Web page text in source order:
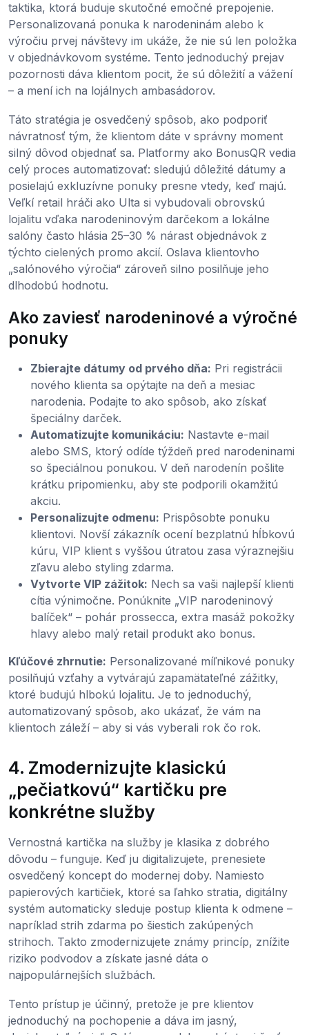
taktika, ktorá buduje skutočné emočné prepojenie.
Personalizovaná ponuka k narodeninám alebo k
výročiu prvej návštevy im ukáže, že nie sú len položka
v objednávkovom systéme. Tento jednoduchý prejav
pozornosti dáva klientom pocit, že sú dôležití a vážení
– a mení ich na lojálnych ambasádorov.
Táto stratégia je osvedčený spôsob, ako podporiť
návratnosť tým, že klientom dáte v správny moment
silný dôvod objednať sa. Platformy ako BonusQR vedia
celý proces automatizovať: sledujú dôležité dátumy a
posielajú exkluzívne ponuky presne vtedy, keď majú.
Veľkí retail hráči ako Ulta si vybudovali obrovskú
lojalitu vďaka narodeninovým darčekom a lokálne
salóny často hlásia 25–30 % nárast objednávok z
týchto cielených promo akcií. Oslava klientovho
„salónového výročia“ zároveň silno posilňuje jeho
dlhodobú hodnotu.
Ako zaviesť narodeninové a výročné
ponuky
Zbierajte dátumy od prvého dňa: Pri registrácii
nového klienta sa opýtajte na deň a mesiac
narodenia. Podajte to ako spôsob, ako získať
špeciálny darček.
Automatizujte komunikáciu: Nastavte e-mail
alebo SMS, ktorý odíde týždeň pred narodeninami
so špeciálnou ponukou. V deň narodenín pošlite
krátku pripomienku, aby ste podporili okamžitú
akciu.
Personalizujte odmenu: Prispôsobte ponuku
klientovi. Novší zákazník ocení bezplatnú hĺbkovú
kúru, VIP klient s vyššou útratou zasa výraznejšiu
zľavu alebo styling zdarma.
Vytvorte VIP zážitok: Nech sa vaši najlepší klienti
cítia výnimočne. Ponúknite „VIP narodeninový
balíček“ – pohár prossecca, extra masáž pokožky
hlavy alebo malý retail produkt ako bonus.
Kľúčové zhrnutie: Personalizované míľnikové ponuky
posilňujú vzťahy a vytvárajú zapamätateľné zážitky,
ktoré budujú hlbokú lojalitu. Je to jednoduchý,
automatizovaný spôsob, ako ukázať, že vám na
klientoch záleží – aby si vás vyberali rok čo rok.
4. Zmodernizujte klasickú
„pečiatkovú“ kartičku pre
konkrétne služby
Vernostná kartička na služby je klasika z dobrého
dôvodu – funguje. Keď ju digitalizujete, prenesiete
osvedčený koncept do modernej doby. Namiesto
papierových kartičiek, ktoré sa ľahko stratia, digitálny
systém automaticky sleduje postup klienta k odmene –
napríklad strih zdarma po šiestich zakúpených
strihoch. Takto zmodernizujete známy princíp, znížite
riziko podvodov a získate jasné dáta o
najpopulárnejších službách.
Tento prístup je účinný, pretože je pre klientov
jednoduchý na pochopenie a dáva im jasný,